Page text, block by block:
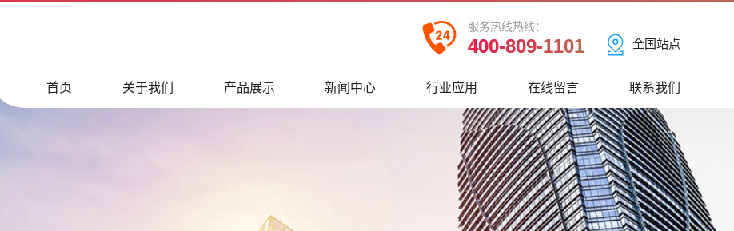
全国站点
服务热线热线：
400-809-1101
首页 关于我们 产品展示 新闻中心 行业应用 在线留言 联系我们